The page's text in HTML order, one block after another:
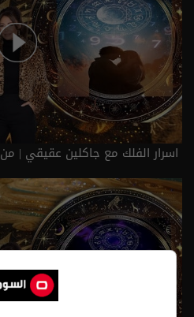
اسرار الفلك مع جاكلين عقيقي | من ٢٥ الى ٣١ تموز ٢٠٢٦ | 2026